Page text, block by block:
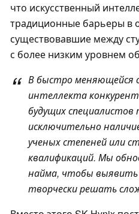
что искусственный
традиционные барьеры в
существовавшие между
с более низким уровнем
В быстро меняющейся
интеллекта
будущих
исключительно
ученых степеней или
квалификаций. Мы
найма, чтобы
творчески решать